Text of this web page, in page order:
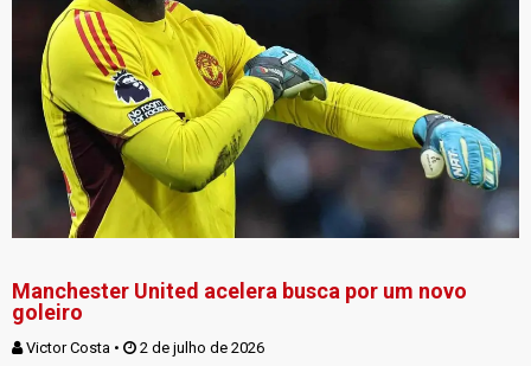
Manchester United acelera busca por um novo
goleiro
Victor Costa • 2 de julho de 2026